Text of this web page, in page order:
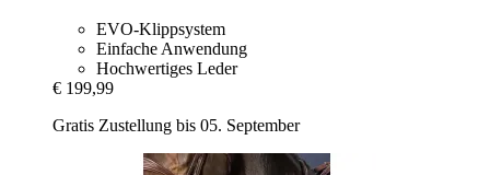
EVO-Klippsystem
Einfache Anwendung
Hochwertiges Leder
€ 199,99
Gratis Zustellung bis 05. September